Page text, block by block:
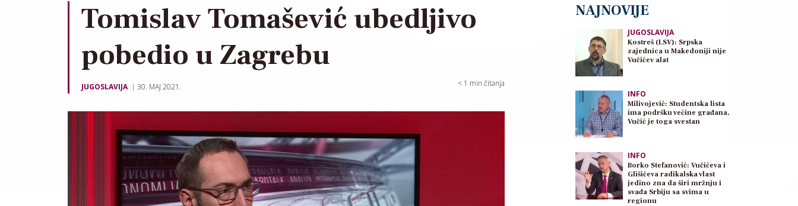
Tomislav Tomašević ubedljivo
pobedio u Zagrebu
JUGOSLAVIJA 30. MAJ 2021. < 1 min čitanja
NAJNOVIJE
JUGOSLAVIJA
Kostreš (LSV): Srpska
zajednica u Makedoniji nije
Vučićev alat
INFO
Milivojević: Studentska lista
ima podršku većine građana,
Vučić je toga svestan
INFO
Borko Stefanović: Vučićeva i
Glišićeva radikalska vlast
jedino zna da širi mržnju i
svađa Srbiju sa svima u
regionu